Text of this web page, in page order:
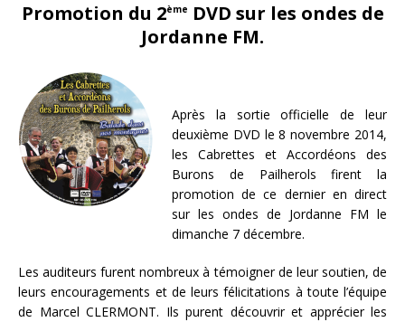
Promotion du 2ème DVD sur les ondes de
Jordanne FM.
Après la sortie officielle de leur
deuxième DVD le 8 novembre 2014,
les Cabrettes et Accordéons des
Burons de Pailherols firent la
promotion de ce dernier en direct
sur les ondes de Jordanne FM le
dimanche 7 décembre.
Les auditeurs furent nombreux à témoigner de leur soutien, de
leurs encouragements et de leurs félicitations à toute l’équipe
de Marcel CLERMONT. Ils purent découvrir et apprécier les